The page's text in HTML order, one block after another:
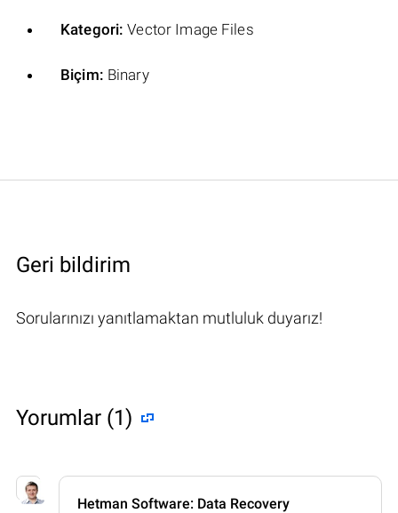
Kategori: Vector Image Files
Biçim: Binary
Geri bildirim
Sorularınızı yanıtlamaktan mutluluk duyarız!
Yorumlar (1)
Hetman Software: Data Recovery